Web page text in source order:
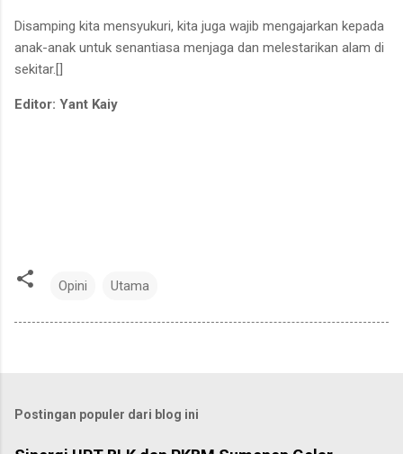
Disamping kita mensyukuri, kita juga wajib mengajarkan kepada
anak-anak untuk senantiasa menjaga dan melestarikan alam di
sekitar.[]
Editor: Yant Kaiy
Opini Utama
Postingan populer dari blog ini